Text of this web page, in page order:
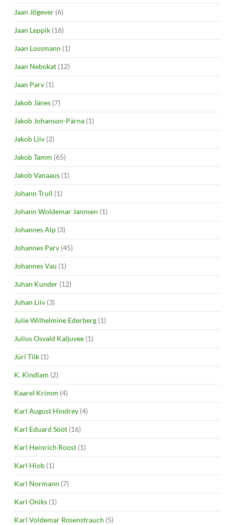
Jaan Jõgever (6)
Jaan Leppik (16)
Jaan Lossmann (1)
Jaan Nebokat (12)
Jaan Parv (1)
Jakob Jänes (7)
Jakob Johanson-Pärna (1)
Jakob Liiv (2)
Jakob Tamm (65)
Jakob Vanaaus (1)
Johann Trull (1)
Johann Woldemar Jannsen (1)
Johannes Alp (3)
Johannes Parv (45)
Johannes Vau (1)
Juhan Kunder (12)
Juhan Liiv (3)
Julie Wilhelmine Ederberg (1)
Julius Osvald Kaljuvee (1)
Jüri Tilk (1)
K. Kindlam (2)
Kaarel Krimm (4)
Karl August Hindrey (4)
Karl Eduard Sööt (16)
Karl Heinrich Roost (1)
Karl Hiob (1)
Karl Normann (7)
Karl Oniks (1)
Karl Voldemar Rosenstrauch (5)